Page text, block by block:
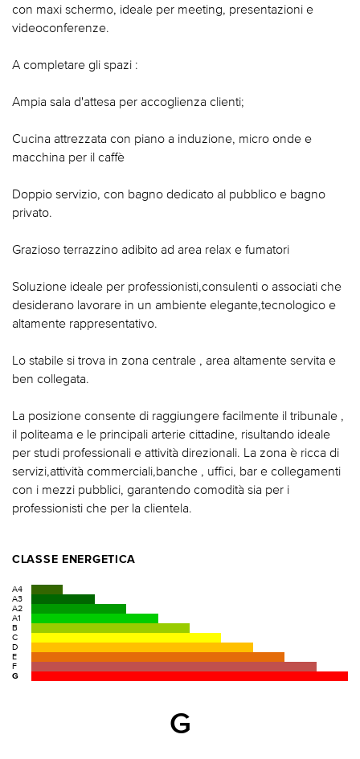
con maxi schermo, ideale per meeting, presentazioni e
videoconferenze.
A completare gli spazi :
Ampia sala d'attesa per accoglienza clienti;
Cucina attrezzata con piano a induzione, micro onde e
macchina per il caffè
Doppio servizio, con bagno dedicato al pubblico e bagno
privato.
Grazioso terrazzino adibito ad area relax e fumatori
Soluzione ideale per professionisti,consulenti o associati che
desiderano lavorare in un ambiente elegante,tecnologico e
altamente rappresentativo.
Lo stabile si trova in zona centrale , area altamente servita e
ben collegata.
La posizione consente di raggiungere facilmente il tribunale ,
il politeama e le principali arterie cittadine, risultando ideale
per studi professionali e attività direzionali. La zona è ricca di
servizi,attività commerciali,banche , uffici, bar e collegamenti
con i mezzi pubblici, garantendo comodità sia per i
professionisti che per la clientela.
CLASSE ENERGETICA
A4
A3
A2
A1
B
C
D
E
F
G
G